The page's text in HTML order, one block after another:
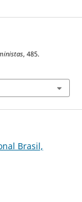
, 485.
Brasil,